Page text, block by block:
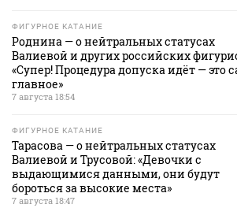
ФИГУРНОЕ КАТАНИЕ
Роднина — о нейтральных статусах
Валиевой и других российских
«Супер! Процедура допуска идёт — это
главное»
7 августа 18:54
ФИГУРНОЕ КАТАНИЕ
Тарасова — о нейтральных статусах
Валиевой и Трусовой: «Девочки с
выдающимися данными, они будут
бороться за высокие места»
7 августа 18:47